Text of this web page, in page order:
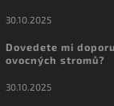
30.10.2025
Dovedete mi
ovocných stromů?
30.10.2025